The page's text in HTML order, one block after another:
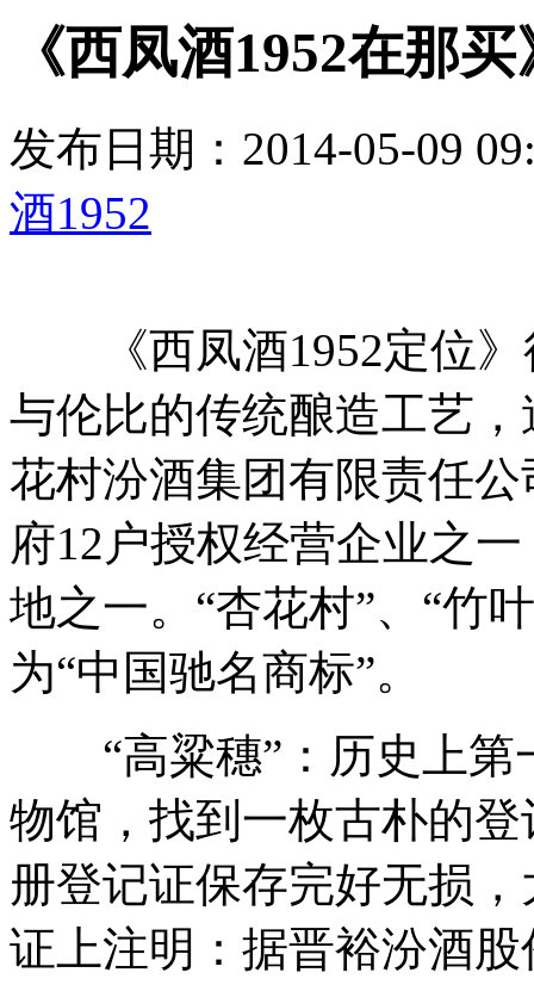
《西凤酒1952在那
发布日期：2014-05-09
酒1952
《西凤酒1952定位》
与伦比的传统酿造工艺
花村汾酒集团有限责任
府12户授权经营企业之
地之一。“杏花村”、“竹
为“中国驰名商标”。
“高粱穗”：历史上第
物馆，找到一枚古朴的
册登记证保存完好无损
证上注明：据晋裕汾酒